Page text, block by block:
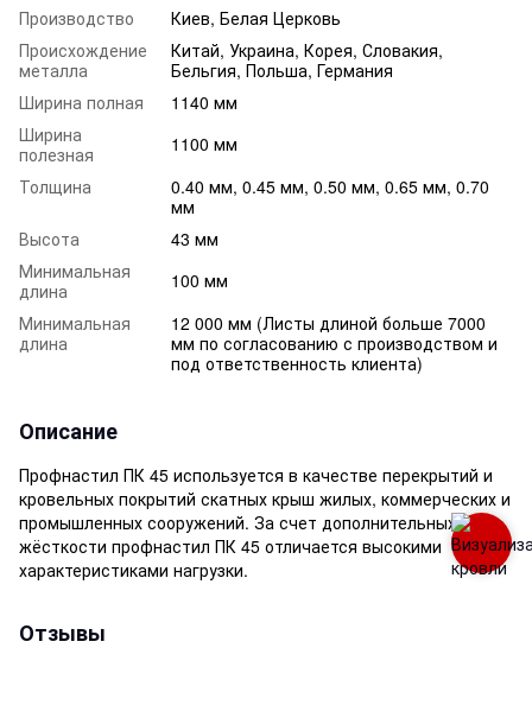
Производство
Киев, Белая Церковь
Происхождение
металла
Китай, Украина, Корея, Словакия,
Бельгия, Польша, Германия
Ширина полная
1140 мм
Ширина
полезная
1100 мм
Толщина
0.40 мм, 0.45 мм, 0.50 мм, 0.65 мм, 0.70
мм
Высота
43 мм
Минимальная
длина
100 мм
Минимальная
длина
12 000 мм (Листы длиной больше 7000
мм по согласованию с производством и
под ответственность клиента)
Описание
Профнастил ПК 45 используется в качестве перекрытий и
кровельных покрытий скатных крыш жилых, коммерческих и
промышленных сооружений. За счет дополнительных рёбр
жёсткости профнастил ПК 45 отличается высокими
характеристиками нагрузки.
Отзывы